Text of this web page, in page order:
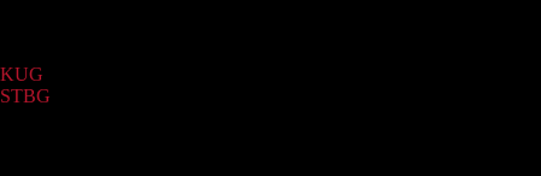
KUG
STBG